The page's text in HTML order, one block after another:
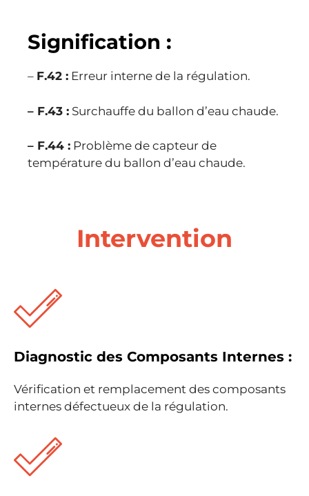
Signification :
– F.42 : Erreur interne de la régulation.
– F.43 : Surchauffe du ballon d’eau chaude.
– F.44 : Problème de capteur de
température du ballon d’eau chaude.
Intervention
Diagnostic des Composants Internes :
Vérification et remplacement des composants
internes défectueux de la régulation.